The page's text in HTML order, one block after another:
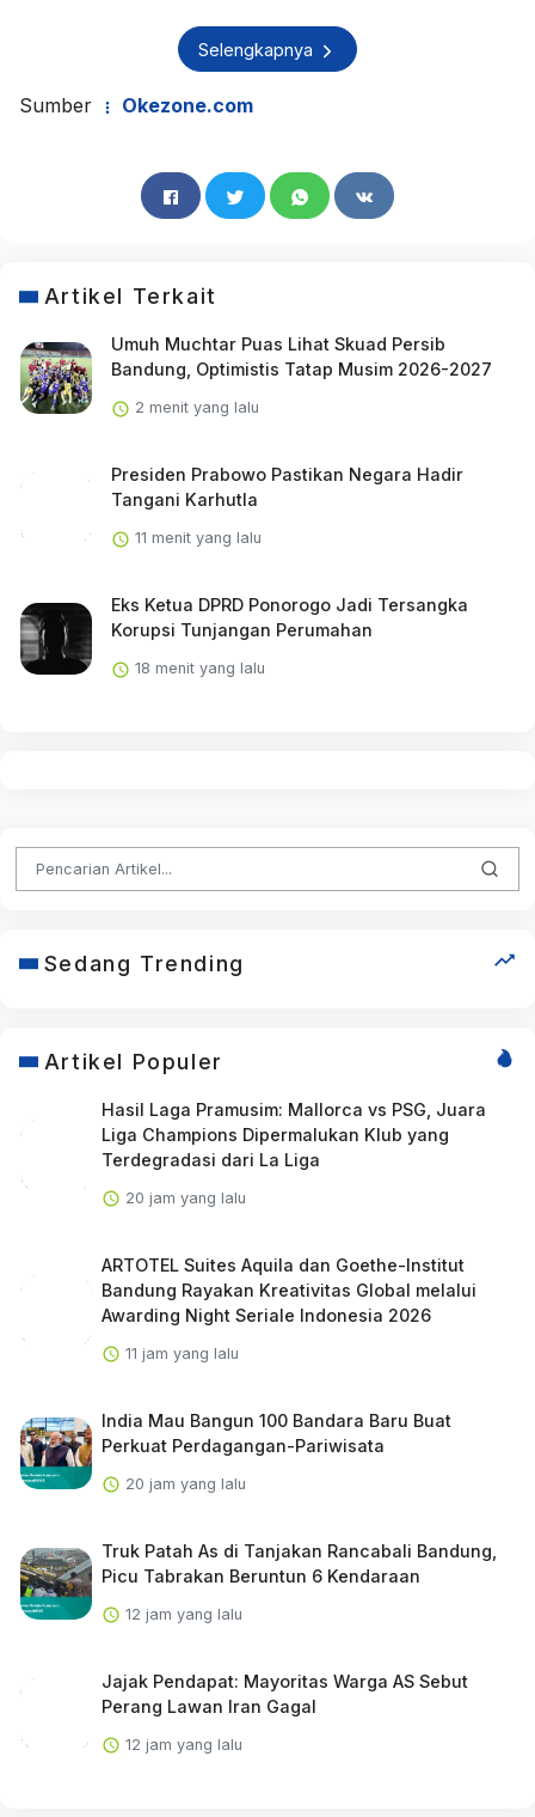
Selengkapnya
Sumber Okezone.com
Artikel Terkait
Umuh Muchtar Puas Lihat Skuad Persib
Bandung, Optimistis Tatap Musim 2026-2027
2 menit yang lalu
Presiden Prabowo Pastikan Negara Hadir
Tangani Karhutla
11 menit yang lalu
Eks Ketua DPRD Ponorogo Jadi Tersangka
Korupsi Tunjangan Perumahan
18 menit yang lalu
Sedang Trending
Artikel Populer
Hasil Laga Pramusim: Mallorca vs PSG, Juara
Liga Champions Dipermalukan Klub yang
Terdegradasi dari La Liga
20 jam yang lalu
ARTOTEL Suites Aquila dan Goethe-Institut
Bandung Rayakan Kreativitas Global melalui
Awarding Night Seriale Indonesia 2026
11 jam yang lalu
India Mau Bangun 100 Bandara Baru Buat
Perkuat Perdagangan-Pariwisata
20 jam yang lalu
Truk Patah As di Tanjakan Rancabali Bandung,
Picu Tabrakan Beruntun 6 Kendaraan
12 jam yang lalu
Jajak Pendapat: Mayoritas Warga AS Sebut
Perang Lawan Iran Gagal
12 jam yang lalu